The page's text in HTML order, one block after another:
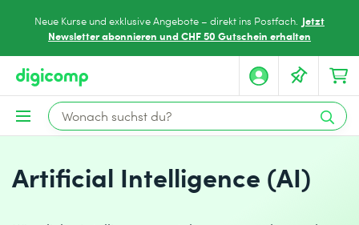
Neue Kurse und exklusive Angebote – direkt ins Postfach. Jetzt
Newsletter abonnieren und CHF 50 Gutschein erhalten
Artificial Intelligence (AI)